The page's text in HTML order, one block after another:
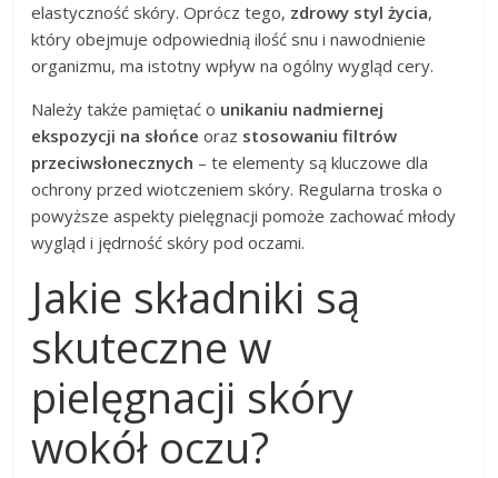
elastyczność skóry. Oprócz tego, zdrowy styl życia,
który obejmuje odpowiednią ilość snu i nawodnienie
organizmu, ma istotny wpływ na ogólny wygląd cery.
Należy także pamiętać o unikaniu nadmiernej
ekspozycji na słońce oraz stosowaniu filtrów
przeciwsłonecznych – te elementy są kluczowe dla
ochrony przed wiotczeniem skóry. Regularna troska o
powyższe aspekty pielęgnacji pomoże zachować młody
wygląd i jędrność skóry pod oczami.
Jakie składniki są
skuteczne w
pielęgnacji skóry
wokół oczu?